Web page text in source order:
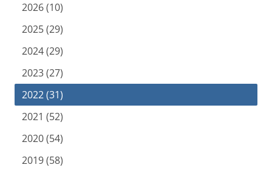
2026 (10)
2025 (29)
2024 (29)
2023 (27)
2022 (31)
2021 (52)
2020 (54)
2019 (58)